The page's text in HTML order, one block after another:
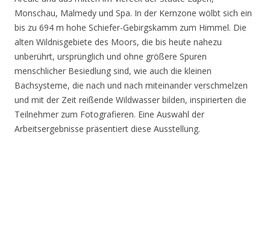
Monschau, Malmedy und Spa. In der Kernzone wölbt sich ein
bis zu 694 m hohe Schiefer-Gebirgskamm zum Himmel. Die
alten Wildnisgebiete des Moors, die bis heute nahezu
unberührt, ursprünglich und ohne größere Spuren
menschlicher Besiedlung sind, wie auch die kleinen
Bachsysteme, die nach und nach miteinander verschmelzen
und mit der Zeit reißende Wildwasser bilden, inspirierten die
Teilnehmer zum Fotografieren. Eine Auswahl der
Arbeitsergebnisse präsentiert diese Ausstellung.